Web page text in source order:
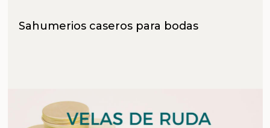
Sahumerios caseros para bodas